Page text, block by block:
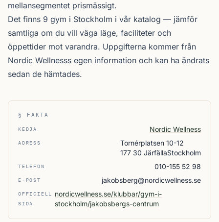
mellansegmentet prismässigt.
Det finns 9 gym i Stockholm i vår katalog — jämför
samtliga om du vill väga läge, faciliteter och
öppettider mot varandra. Uppgifterna kommer från
Nordic Wellnesss egen information och kan ha ändrats
sedan de hämtades.
§ FAKTA
KEDJA Nordic Wellness
ADRESS
Tornérplatsen 10-12
177 30 JärfällaStockholm
TELEFON 010-155 52 98
E-POST jakobsberg@nordicwellness.se
OFFICIELL
SIDA
nordicwellness.se/klubbar/gym-i-
stockholm/jakobsbergs-centrum